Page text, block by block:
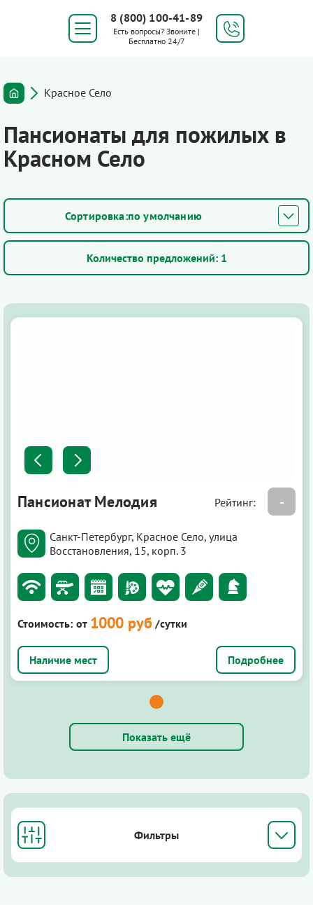
8 (800) 100-41-89
Есть вопросы? Звоните |
Бесплатно 24/7
Красное Село
Пансионаты для пожилых в
Красном Село
по умолчанию
Количество предложений: 1
Пансионат Мелодия Рейтинг: -
Санкт-Петербург, Красное Село, улица
Восстановления, 15, корп. 3
Стоимость: от 1000 руб /сутки
Подробнее
Показать ещё
Фильтры